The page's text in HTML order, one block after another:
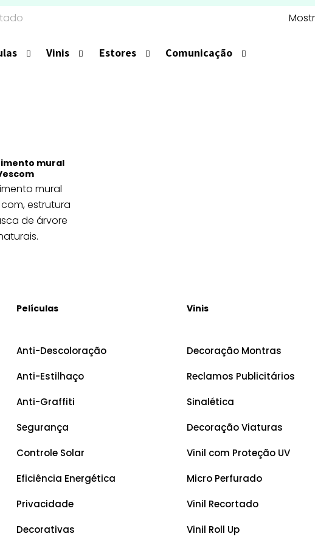
Vinis Estores Comunicação
mural
mural
estrutura
de árvore
Películas
Anti-Descoloração
Anti-Estilhaço
Anti-Graffiti
Segurança
Controle Solar
Eficiência Energética
Privacidade
Decorativas
Vinis
Decoração Montras
Reclamos Publicitários
Sinalética
Decoração Viaturas
Vinil com Proteção UV
Micro Perfurado
Vinil Recortado
Vinil Roll Up